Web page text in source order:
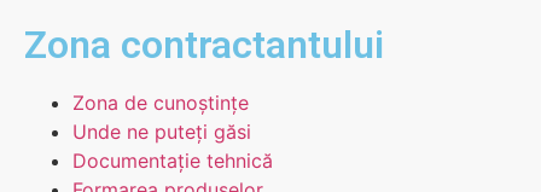
Zona contractantului
Zona de cunoștințe
Unde ne puteți găsi
Documentație tehnică